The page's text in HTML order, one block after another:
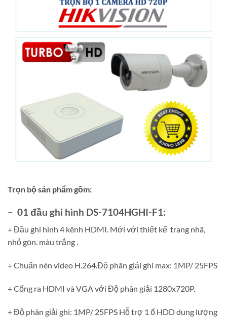
Trọn bộ sản phẩm gồm:
– 01 đầu ghi hình DS-7104HGHI-F1:
+ Đầu ghi hình 4 kênh HDMI. Mới với thiết kế trang nhã,
nhỏ gọn. màu trắng .
+ Chuẩn nén video H.264.Độ phân giải ghi max: 1MP/ 25FPS
+ Cổng ra HDMI và VGA với Độ phân giải 1280x720P.
+ Độ phân giải ghi: 1MP/ 25FPS Hỗ trợ 1 ổ HDD dung lượng